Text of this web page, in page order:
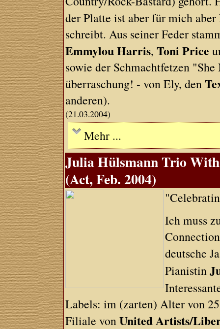
der Platte ist aber für mich aber
schreibt. Aus seiner Feder
Emmylou Harris,Toni Price
sowie der Schmachtfetzen
überraschung! - von Ely, den
anderen).
(21.03.2004)
Mehr ...
Julia Hülsmann Trio
(Act, Feb. 2004)
Ich muss
deutsche
Pianistin
Labels: im (zarten) Alter von
Filiale vonUnited Artists/